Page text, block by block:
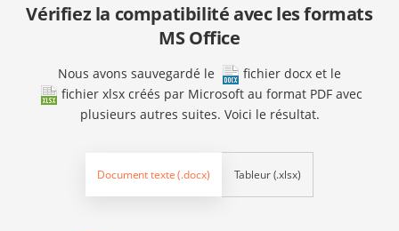
Vérifiez la compatibilité avec les formats
MS Office
Nous avons sauvegardé le fichier docx et le
fichier xlsx créés par Microsoft au format PDF avec
plusieurs autres suites. Voici le résultat.
Document texte (.docx) Tableur (.xlsx)